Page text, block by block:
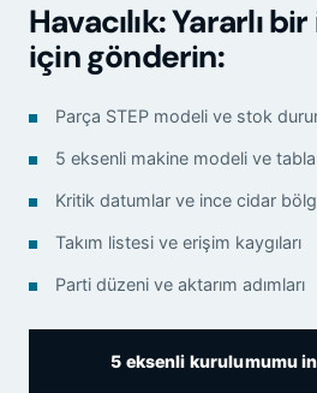
Havacılık: Yararlı
için gönderin:
Parça STEP modeli ve stok
5 eksenli makine modeli ve
Kritik datumlar ve ince cidar
Takım listesi ve erişim kaygıları
Parti düzeni ve aktarım adımları
5 eksenli kurulumumu